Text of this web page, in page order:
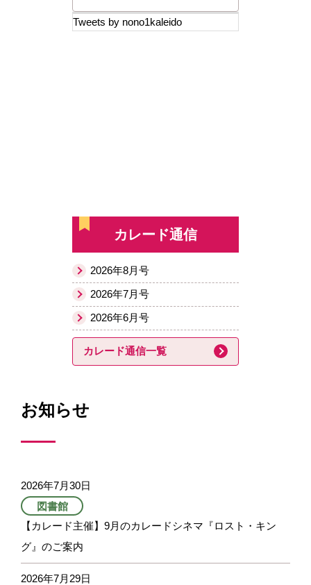
Tweets by nono1kaleido
カレード通信
2026年8月号
2026年7月号
2026年6月号
カレード通信一覧
お知らせ
2026年7月30日
図書館
【カレード主催】9月のカレードシネマ『ロスト・キン
グ』のご案内
2026年7月29日